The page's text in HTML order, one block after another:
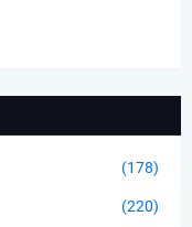
(178)
(220)